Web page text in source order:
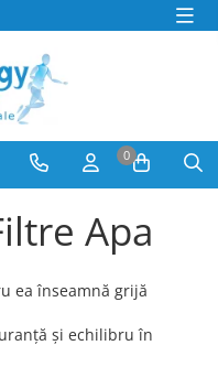
0
Apa
ea înseamnă grijă
și echilibru în